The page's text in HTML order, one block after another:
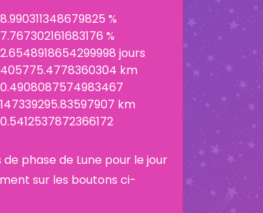
8.990311348679825 %
7.767302161683176 %
2.6548918654299998 jours
405775.4778360304 km
0.4908087574983467
147339295.83597907 km
0.5412537872366172
phase de Lune pour le jour
sur les boutons ci-